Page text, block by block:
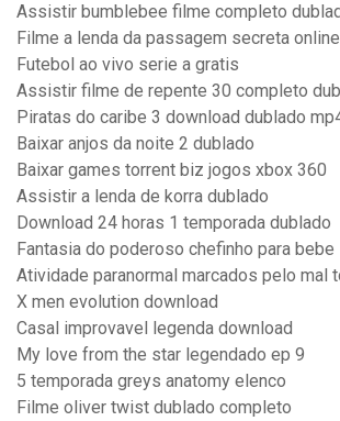
Assistir bumblebee filme completo
Filme a lenda da passagem secreta online
Futebol ao vivo serie a gratis
Assistir filme de repente 30 completo
Piratas do caribe 3 download dublado
Baixar anjos da noite 2 dublado
Baixar games torrent biz jogos xbox 360
Assistir a lenda de korra dublado
Download 24 horas 1 temporada dublado
Fantasia do poderoso chefinho para bebe
Atividade paranormal marcados pelo mal
X men evolution download
Casal improvavel legenda download
My love from the star legendado ep 9
5 temporada greys anatomy elenco
Filme oliver twist dublado completo